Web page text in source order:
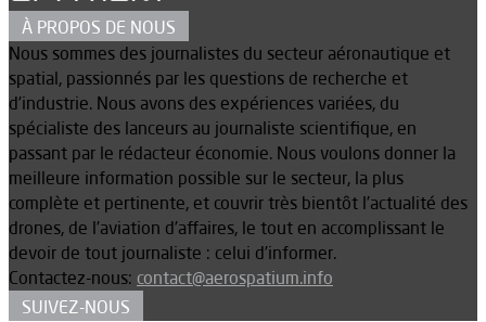
À PROPOS DE NOUS
Nous sommes des journalistes du secteur aéronautique et
spatial, passionnés par les questions de recherche et
d’industrie. Nous avons des expériences variées, du
spécialiste des lanceurs au journaliste scientifique, en
passant par le rédacteur économie. Nous voulons donner la
meilleure information possible sur le secteur, la plus
complète et pertinente, et couvrir très bientôt l’actualité des
drones, de l’aviation d’affaires, le tout en accomplissant le
devoir de tout journaliste : celui d’informer.
Contactez-nous: contact@aerospatium.info
SUIVEZ-NOUS